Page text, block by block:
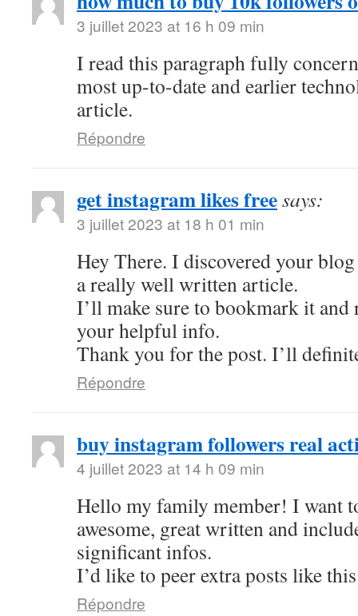
3 juillet 2023 at 16 h 09 min
I read this paragraph fully
most up-to-date and earlier
article.
Répondre
get instagram likes freesays:
3 juillet 2023 at 18 h 01 min
Hey There. I discovered your
a really well written article.
I’ll make sure to bookmark it
your helpful info.
Thank you for the post. I’ll
Répondre
buy instagram followers real
4 juillet 2023 at 14 h 09 min
Hello my family member! I want
awesome, great written and
significant infos.
I’d like to peer extra posts like
Répondre